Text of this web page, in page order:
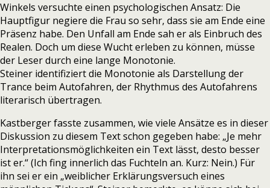
Winkels versuchte einen psychologischen Ansatz: Die
Hauptfigur negiere die Frau so sehr, dass sie am Ende eine
Präsenz habe. Den Unfall am Ende sah er als Einbruch des
Realen. Doch um diese Wucht erleben zu können, müsse
der Leser durch eine lange Monotonie.
Steiner identifiziert die Monotonie als Darstellung der
Trance beim Autofahren, der Rhythmus des Autofahrens
literarisch übertragen.
Kastberger fasste zusammen, wie viele Ansätze es in dieser
Diskussion zu diesem Text schon gegeben habe: „Je mehr
Interpretationsmöglichkeiten ein Text lässt, desto besser
ist er.“ (Ich fing innerlich das Fuchteln an. Kurz: Nein.) Für
ihn sei er ein „weiblicher Erklärungsversuch eines